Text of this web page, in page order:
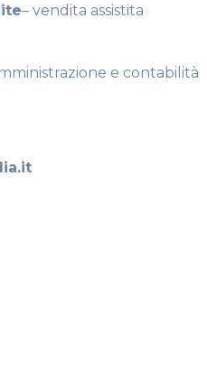
– vendita assistita
e contabilità